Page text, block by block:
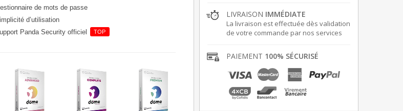
de mots de passe
d’utilisation
Panda Security officiel
TOP
LIVRAISON IMMÉDIATE
La livraison est effectuée dès validation
de votre commande par nos services
PAIEMENT 100% SÉCURISÉ